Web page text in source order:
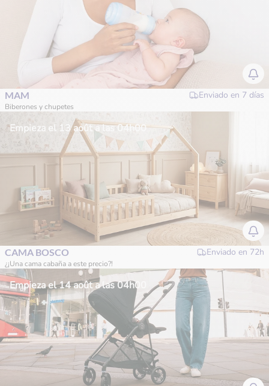
MAM Enviado en 7 días
Biberones y chupetes
Empieza el 13 août a las 04h00
CAMA BOSCO Enviado en 72h
¿¡Una cama cabaña a este precio?!
Empieza el 14 août a las 04h00